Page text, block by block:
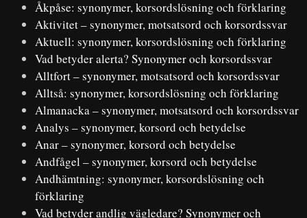
Åkpåse: synonymer, korsordslösning och förklaring
Aktivitet – synonymer, motsatsord och korsordssvar
Aktuell: synonymer, korsordslösning och förklaring
Vad betyder alerta? Synonymer och korsordssvar
Alltfort – synonymer, motsatsord och korsordssvar
Alltså: synonymer, korsordslösning och förklaring
Almanacka – synonymer, motsatsord och korsordssvar
Analys – synonymer, korsord och betydelse
Anar – synonymer, korsord och betydelse
Andfågel – synonymer, korsord och betydelse
Andhämtning: synonymer, korsordslösning och
förklaring
Vad betyder andlig vägledare? Synonymer och